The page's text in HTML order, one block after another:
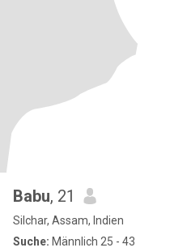
Babu, 21
Silchar, Assam, Indien
Suche: Männlich 25 - 43